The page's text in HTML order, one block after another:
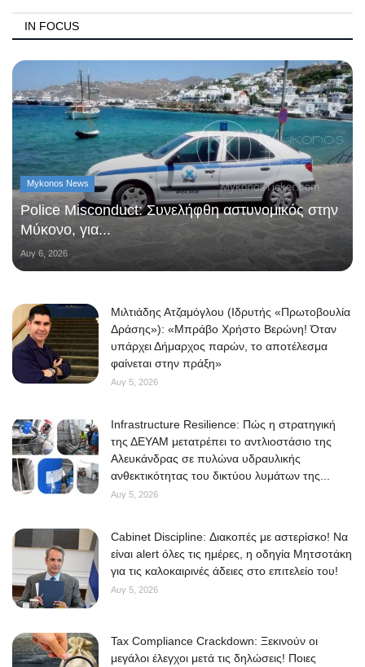
IN FOCUS
Mykonos News
Police Misconduct: Συνελήφθη αστυνομικός στην
Μύκονο, για...
Αυγ 6, 2026
Μιλτιάδης Ατζαμόγλου (Ιδρυτής «Πρωτοβουλία
Δράσης»): «Μπράβο Χρήστο Βερώνη! Όταν
υπάρχει Δήμαρχος παρών, το αποτέλεσμα
φαίνεται στην πράξη»
Αυγ 5, 2026
Infrastructure Resilience: Πώς η στρατηγική
της ΔΕΥΑΜ μετατρέπει το αντλιοστάσιο της
Αλευκάνδρας σε πυλώνα υδραυλικής
ανθεκτικότητας του δικτύου λυμάτων της...
Αυγ 5, 2026
Cabinet Discipline: Διακοπές με αστερίσκο! Να
είναι alert όλες τις ημέρες, η οδηγία Μητσοτάκη
για τις καλοκαιρινές άδειες στο επιτελείο του!
Αυγ 5, 2026
Tax Compliance Crackdown: Ξεκινούν οι
μεγάλοι έλεγχοι μετά τις δηλώσεις! Ποιες